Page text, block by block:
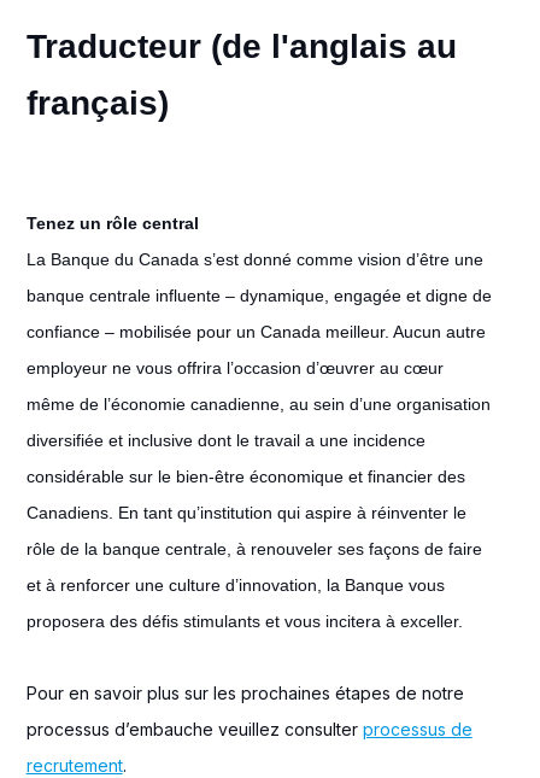
Traducteur (de l'anglais au
français)
Tenez un rôle central
La Banque du Canada s’est donné comme vision d’être une
banque centrale influente – dynamique, engagée et digne de
confiance – mobilisée pour un Canada meilleur. Aucun autre
employeur ne vous offrira l’occasion d’œuvrer au cœur
même de l’économie canadienne, au sein d’une organisation
diversifiée et inclusive dont le travail a une incidence
considérable sur le bien-être économique et financier des
Canadiens. En tant qu’institution qui aspire à réinventer le
rôle de la banque centrale, à renouveler ses façons de faire
et à renforcer une culture d’innovation, la Banque vous
proposera des défis stimulants et vous incitera à exceller.
Pour en savoir plus sur les prochaines étapes de notre
processus d’embauche veuillez consulter processus de
recrutement.